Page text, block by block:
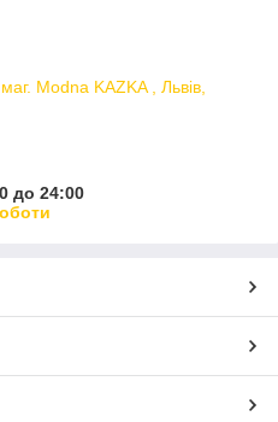
Modna KAZKA , Львів,
до 24:00